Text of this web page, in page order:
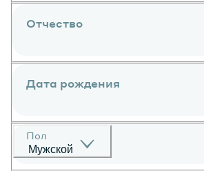
Отчество
Дата рождения
Пол
Мужской